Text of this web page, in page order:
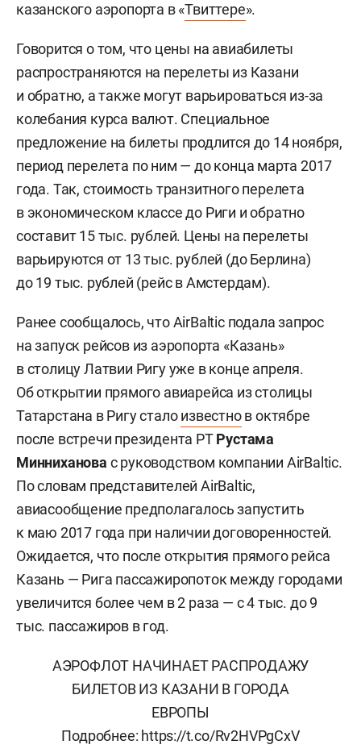
казанского аэропорта в «Твиттере».
Говорится о том, что цены на авиабилеты
распространяются на перелеты из Казани
и обратно, а также могут варьироваться из-за
колебания курса валют. Специальное
предложение на билеты продлится до 14 ноября,
период перелета по ним — до конца марта 2017
года. Так, стоимость транзитного перелета
в экономическом классе до Риги и обратно
составит 15 тыс. рублей. Цены на перелеты
варьируются от 13 тыс. рублей (до Берлина)
до 19 тыс. рублей (рейс в Амстердам).
Ранее сообщалось, что AirBaltic подала запрос
на запуск рейсов из аэропорта «Казань»
в столицу Латвии Ригу уже в конце апреля.
Об открытии прямого авиарейса из столицы
Татарстана в Ригу сталоизвестнов октябре
после встречи президента РТРустама
Минниханова с руководством компании AirBaltic.
По словам представителей AirBaltic,
авиасообщение предполагалось запустить
к маю 2017 года при наличии договоренностей.
Ожидается, что после открытия прямого рейса
Казань — Рига пассажиропоток между городами
увеличится более чем в 2 раза — с 4 тыс. до 9
тыс. пассажиров в год.
АЭРОФЛОТ НАЧИНАЕТ РАСПРОДАЖУ
БИЛЕТОВ ИЗ КАЗАНИ В ГОРОДА
ЕВРОПЫ
Подробнее: https://t.co/Rv2HVPgCxV